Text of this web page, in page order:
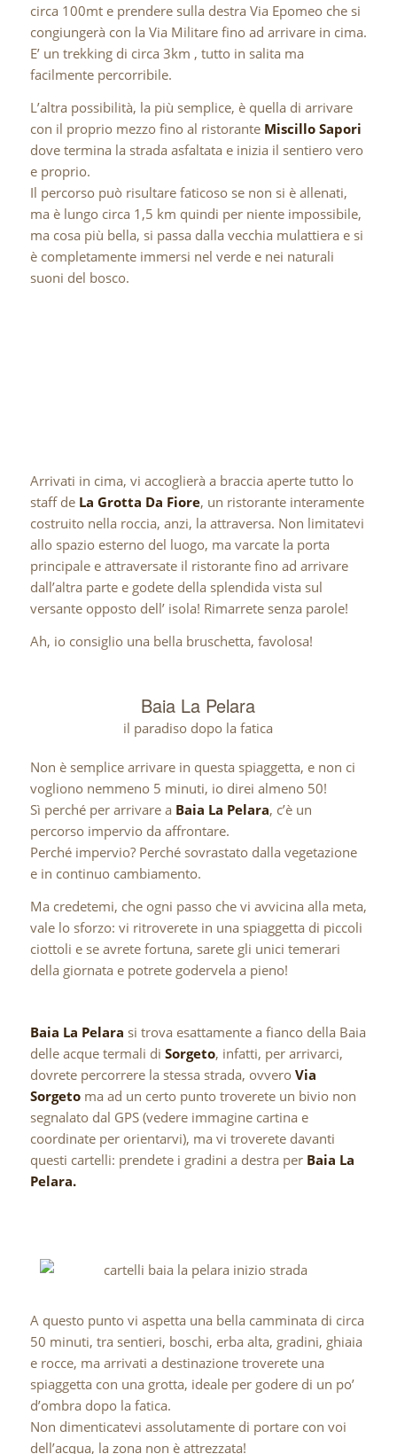
circa 100mt e prendere sulla destra Via Epomeo che si
congiungerà con la Via Militare fino ad arrivare in cima.
E’ un trekking di circa 3km , tutto in salita ma
facilmente percorribile.
L’altra possibilità, la più semplice, è quella di arrivare
con il proprio mezzo fino al ristorante Miscillo Sapori
dove termina la strada asfaltata e inizia il sentiero vero
e proprio.
Il percorso può risultare faticoso se non si è allenati,
ma è lungo circa 1,5 km quindi per niente impossibile,
ma cosa più bella, si passa dalla vecchia mulattiera e si
è completamente immersi nel verde e nei naturali
suoni del bosco.
Arrivati in cima, vi accoglierà a braccia aperte tutto lo
staff de La Grotta Da Fiore, un ristorante interamente
costruito nella roccia, anzi, la attraversa. Non limitatevi
allo spazio esterno del luogo, ma varcate la porta
principale e attraversate il ristorante fino ad arrivare
dall’altra parte e godete della splendida vista sul
versante opposto dell’ isola! Rimarrete senza parole!
Ah, io consiglio una bella bruschetta, favolosa!
Baia La Pelara
il paradiso dopo la fatica
Non è semplice arrivare in questa spiaggetta, e non ci
vogliono nemmeno 5 minuti, io direi almeno 50!
Sì perché per arrivare a Baia La Pelara, c’è un
percorso impervio da affrontare.
Perché impervio? Perché sovrastato dalla vegetazione
e in continuo cambiamento.
Ma credetemi, che ogni passo che vi avvicina alla meta,
vale lo sforzo: vi ritroverete in una spiaggetta di piccoli
ciottoli e se avrete fortuna, sarete gli unici temerari
della giornata e potrete godervela a pieno!
Baia La Pelara si trova esattamente a fianco della Baia
delle acque termali di Sorgeto, infatti, per arrivarci,
dovrete percorrere la stessa strada, ovvero Via
Sorgeto ma ad un certo punto troverete un bivio non
segnalato dal GPS (vedere immagine cartina e
coordinate per orientarvi), ma vi troverete davanti
questi cartelli: prendete i gradini a destra per Baia La
Pelara.
A questo punto vi aspetta una bella camminata di circa
50 minuti, tra sentieri, boschi, erba alta, gradini, ghiaia
e rocce, ma arrivati a destinazione troverete una
spiaggetta con una grotta, ideale per godere di un po’
d’ombra dopo la fatica.
Non dimenticatevi assolutamente di portare con voi
dell’acqua, la zona non è attrezzata!